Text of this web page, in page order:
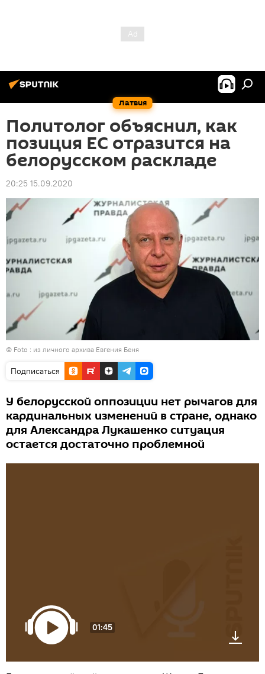
Латвия
Политолог объяснил, как
позиция ЕС отразится на
белорусском раскладе
20:25 15.09.2020
© Foto : из личного архива Евгения Беня
Подписаться
У белорусской оппозиции нет рычагов для
кардинальных изменений в стране, однако
для Александра Лукашенко ситуация
остается достаточно проблемной
01:45